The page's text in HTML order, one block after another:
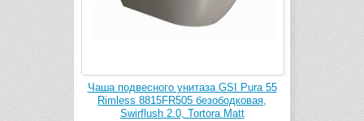
Чаша подвесного унитаза GSI Pura 55
Rimless 8815FR505 безободковая,
Swirflush 2.0, Tortora Matt